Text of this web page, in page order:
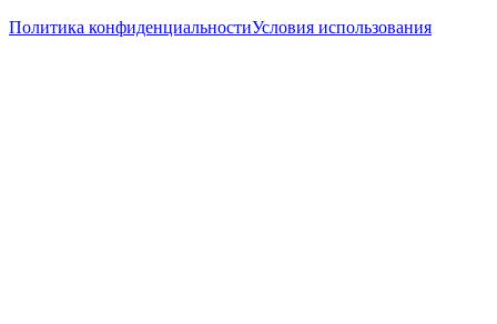
Политика конфиденциальностиУсловия использования